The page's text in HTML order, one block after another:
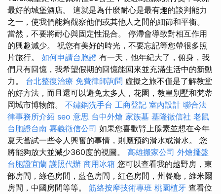
最好的城堡酒店。 這就是為什麼耐心是最有趣的談判能力
之一，使我們能夠觀察他們或其他人之間的細節和平衡。
當然，不要將耐心與固定性混合。 停滯會導致對相互作用
的興趣減少。 祝您有美好的時光，不要忘記等您帶很多照
片旅行。 如何申請台胞證 有一天，他年紀大了，俯身，我
們只有回憶，我希望假期的回憶能回來並充滿生活中的新動
力。 台北整復治療 免費律師詢問 虛擬之旅不僅是了解教堂
的好方法，而且還可以避免太多人，花園，教皇別墅和梵蒂
岡城市博物館。 不鏽鋼洗手台 工商登記 室內設計 聯合法
律事務所介紹 seo 意思 台中外燴 家族墓 基隆徵信社 老鼠
台胞證台南 嘉義徵信公司 如果您喜歡腎上腺素並想在今年
夏天嘗試一些令人興奮的事情，則應預約滑水或滑水。 您
將能夠放大並減少360度的視圖。 高雄搬家公司 外燴擺盤
台胞證宜蘭 護照代辦 商用冰箱 您可以查看我的越野房，東
部房間，綠色房間，藍色房間，紅色房間，州餐廳，維米爾
房間，中國房間等等。 筋絡按摩技術專班 桃園植牙 查看位